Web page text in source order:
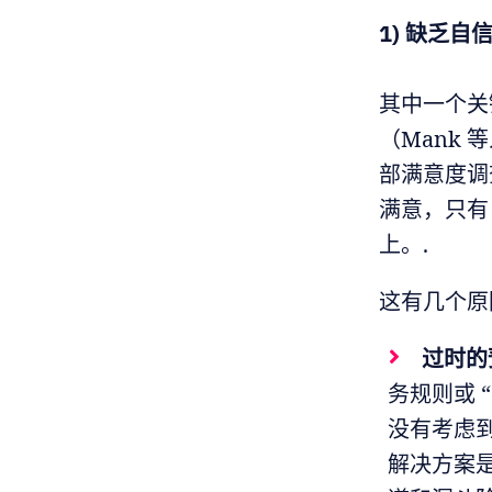
1) 缺乏自
其中一个
（Mank
部满意度
满意，只
上。.
这有几个
过时
务规则或
没有考虑
解决方案